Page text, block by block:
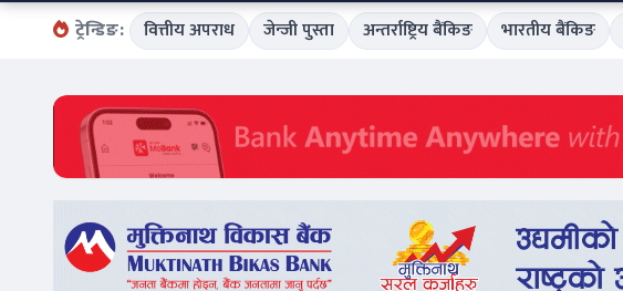
ट्रेन्डिङ: वित्तीय अपराध जेन्जी पुस्ता अन्तर्राष्ट्रिय बैंकिङ भारतीय बैंकिङ